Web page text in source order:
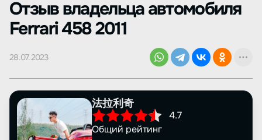
Oтзыв владельца автомобиля
Ferrari 458 2011
28.07.2023
法拉利奇
4.7
Общий рейтинг